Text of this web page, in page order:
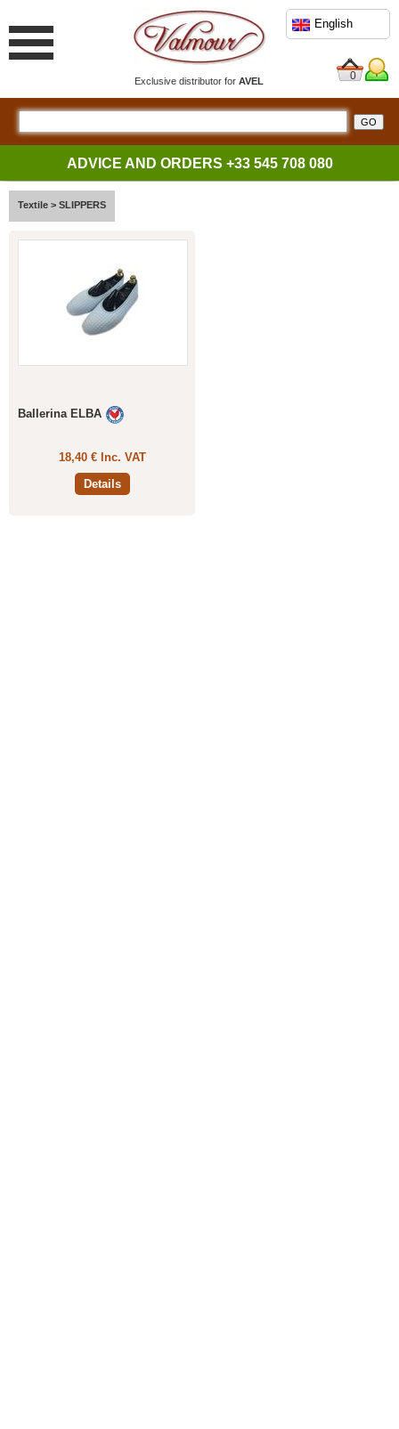
Exclusive distributor forAVEL
English
0
ADVICE AND ORDERS +33 545 708 080
Textile > SLIPPERS
Ballerina ELBA
18,40 € Inc. VAT
Details